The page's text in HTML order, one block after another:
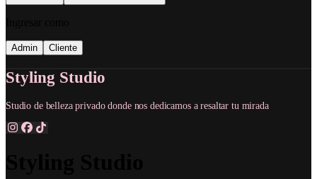
Admin Cliente
Styling Studio
Studio de belleza privado donde nos dedicamos a resaltar tu mirada